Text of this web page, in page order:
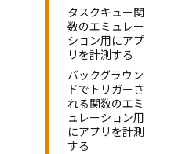
タスクキュー関
数のエミュレー
ション用にアプ
リを計測する
バックグラウン
ドでトリガーさ
れる関数のエミ
ュレーション用
にアプリを計測
する